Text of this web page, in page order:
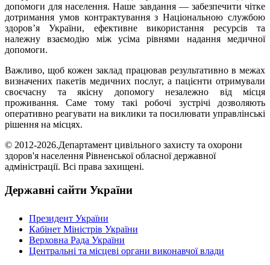
допомоги для населення. Наше завдання — забезпечити чітке
дотримання умов контрактування з Національною службою
здоров’я України, ефективне використання ресурсів та
належну взаємодію між усіма рівнями надання медичної
допомоги.
Важливо, щоб кожен заклад працював результативно в межах
визначених пакетів медичних послуг, а пацієнти отримували
своєчасну та якісну допомогу незалежно від місця
проживання. Саме тому такі робочі зустрічі дозволяють
оперативно реагувати на виклики та посилювати управлінські
рішення на місцях.
© 2012-2026.Департамент цивільного захисту та охорони
здоров'я населення Рівненської обласної державної
адміністрації. Всі права захищені.
Державні сайти України
Президент України
Кабінет Міністрів України
Верховна Рада України
Центральні та місцеві органи виконавчої влади